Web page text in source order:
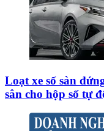
Loạt xe số sàn
sân cho hộp số tự